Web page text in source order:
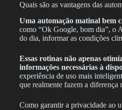
Quais são as vantagens das
Uma automação matinal bem
como “Ok Google, bom dia”, o
do dia, informar as condições
Essas rotinas não apenas
informações necessárias à
experiência de uso mais
que realmente fazem a diferença
Como garantir a privacidade ao